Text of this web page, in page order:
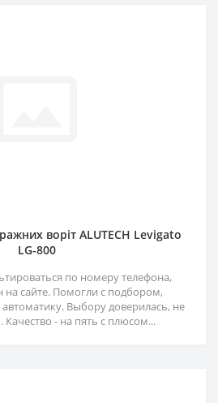
воріт ALUTECH Levigato
LG-800
по номеру телефона,
на сайте. Помогли с подбором,
Выбору доверилась, не
Качество - на пять с плюсом...